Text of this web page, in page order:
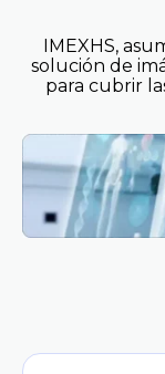
IMEXHS,
solución de
para cubrir